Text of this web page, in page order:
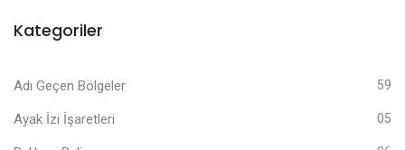
Kategoriler
Adı Geçen Bölgeler 59
Ayak İzi İşaretleri 05